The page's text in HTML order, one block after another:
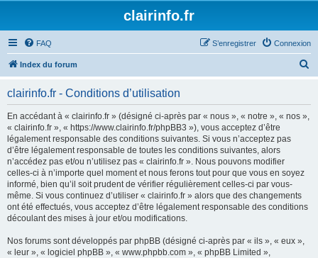
clairinfo.fr
FAQ Connexion
S’enregistrer
Index du forum
clairinfo.fr - Conditions d’utilisation
En accédant à « clairinfo.fr » (désigné ci-après par « nous », « notre », « nos »,
« clairinfo.fr », « https://www.clairinfo.fr/phpBB3 »), vous acceptez d’être
légalement responsable des conditions suivantes. Si vous n’acceptez pas
d’être légalement responsable de toutes les conditions suivantes, alors
n’accédez pas et/ou n’utilisez pas « clairinfo.fr ». Nous pouvons modifier
celles-ci à n’importe quel moment et nous ferons tout pour que vous en soyez
informé, bien qu’il soit prudent de vérifier régulièrement celles-ci par vous-
même. Si vous continuez d’utiliser « clairinfo.fr » alors que des changements
ont été effectués, vous acceptez d’être légalement responsable des conditions
découlant des mises à jour et/ou modifications.
Nos forums sont développés par phpBB (désigné ci-après par « ils », « eux »,
« leur », « logiciel phpBB », « www.phpbb.com », « phpBB Limited »,